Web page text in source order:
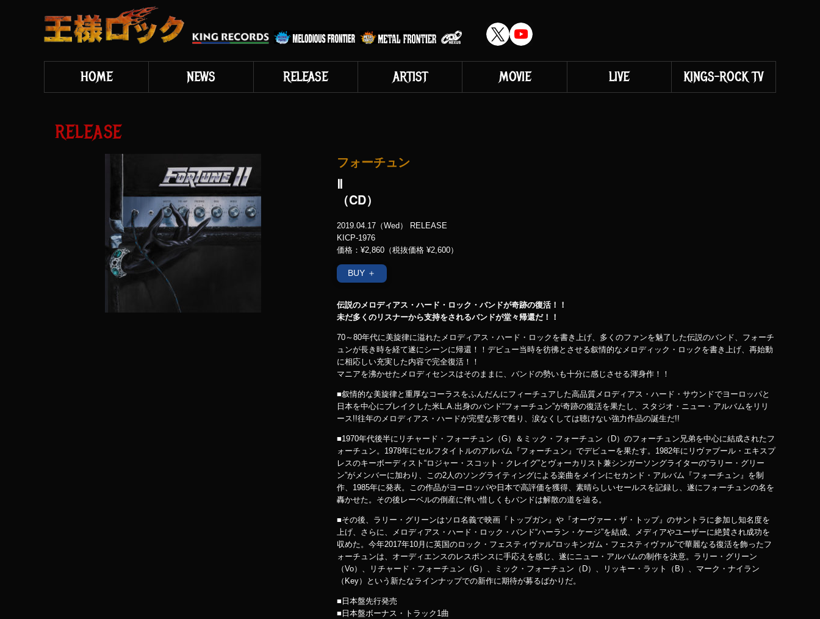
HOME NEWS RELEASE ARTIST MOVIE LIVE KINGS-ROCK TV
RELEASE
フォーチュン
Ⅱ
（CD）
2019.04.17（Wed） RELEASE
KICP-1976
価格：¥2,860（税抜価格 ¥2,600）
BUY ＋
伝説のメロディアス・ハード・ロック・バンドが奇跡の復活！！
未だ多くのリスナーから支持をされるバンドが堂々帰還だ！！
70～80年代に美旋律に溢れたメロディアス・ハード・ロックを書き上げ、多くのファンを魅了した伝説のバンド、フォーチ
ュンが長き時を経て遂にシーンに帰還！！デビュー当時を彷彿とさせる叙情的なメロディック・ロックを書き上げ、再始動
に相応しい充実した内容で完全復活！！
マニアを沸かせたメロディセンスはそのままに、バンドの勢いも十分に感じさせる渾身作！！
■叙情的な美旋律と重厚なコーラスをふんだんにフィーチュアした高品質メロディアス・ハード・サウンドでヨーロッパと
日本を中心にブレイクした米L.A.出身のバンド“フォーチュン”が奇跡の復活を果たし、スタジオ・ニュー・アルバムをリリ
ース!!往年のメロディアス・ハードが完璧な形で甦り、涙なくしては聴けない強力作品の誕生だ!!
■1970年代後半にリチャード・フォーチュン（G）＆ミック・フォーチュン（D）のフォーチュン兄弟を中心に結成されたフ
ォーチュン。1978年にセルフタイトルのアルバム『フォーチュン』でデビューを果たす。1982年にリヴァプール・エキスプ
レスのキーボーディスト“ロジャー・スコット・クレイグ”とヴォーカリスト兼シンガーソングライターの“ラリー・グリー
ン”がメンバーに加わり、この2人のソングライティングによる楽曲をメインにセカンド・アルバム『フォーチュン』を制
作、1985年に発表。この作品がヨーロッパや日本で高評価を獲得、素晴らしいセールスを記録し、遂にフォーチュンの名を
轟かせた。その後レーベルの倒産に伴い惜しくもバンドは解散の道を辿る。
■その後、ラリー・グリーンはソロ名義で映画『トップガン』や『オーヴァー・ザ・トップ』のサントラに参加し知名度を
上げ、さらに、メロディアス・ハード・ロック・バンド“ハーラン・ケージ”を結成、メディアやユーザーに絶賛され成功を
収めた。今年2017年10月に英国のロック・フェスティヴァル“ロッキンガム・フェスティヴァル”で華麗なる復活を飾ったフ
ォーチュンは、オーディエンスのレスポンスに手応えを感じ、遂にニュー・アルバムの制作を決意。ラリー・グリーン
（Vo）、リチャード・フォーチュン（G）、ミック・フォーチュン（D）、リッキー・ラット（B）、マーク・ナイラン
（Key）という新たなラインナップでの新作に期待が募るばかりだ。
■日本盤先行発売
■日本盤ボーナス・トラック1曲